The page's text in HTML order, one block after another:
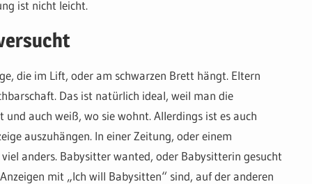
ist nicht leicht.
die im Lift, oder am schwarzen Brett hängt. Eltern
Das ist natürlich ideal, weil man die
auch weiß, wo sie wohnt. Allerdings ist es auch
auszuhängen. In einer Zeitung, oder einem
anders. Babysitter wanted, oder Babysitterin gesucht
mit „Ich will Babysitten“ sind, auf der anderen